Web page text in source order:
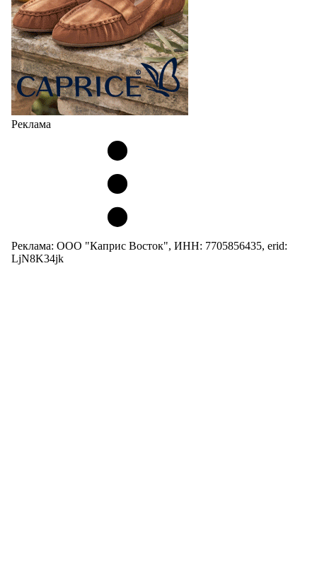
Реклама
Реклама: ООО "Каприс Восток", ИНН: 7705856435, erid:
LjN8K34jk